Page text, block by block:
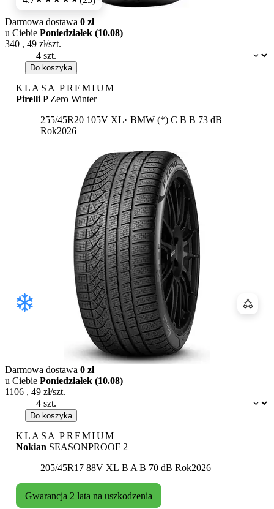
Dostępność:
Darmowa dostawa 0 zł
u Ciebie Poniedziałek (10.08)
340 , 49 zł/szt.
Do koszyka
KLASA PREMIUM
Pirelli P Zero Winter
255/45R20 105V XL
BMW (*) Etykieta:
C B B 73 dB
Rok2026
Dostępność:
Darmowa dostawa 0 zł
u Ciebie Poniedziałek (10.08)
1106 , 49 zł/szt.
Do koszyka
KLASA PREMIUM
Nokian SEASONPROOF 2
205/45R17 88V XL Etykieta:
B A B 70 dB Rok2026
Gwarancja 2 lata na uszkodzenia